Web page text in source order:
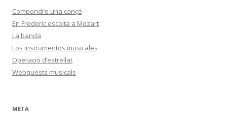
Compondre una cançó
En Frederic escolta a Mozart
La banda
Los instrumentos musicales
Operació d’estrellat
Webquests musicals
META